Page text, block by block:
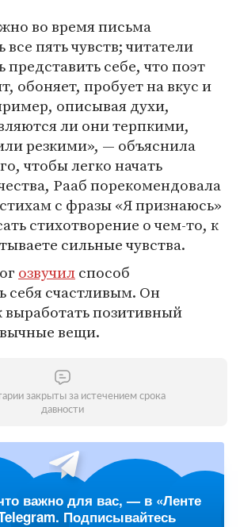
во время письма
все пять чувств; читатели
себе, что поэт
обоняет, пробует на вкус и
описывая духи,
ли они терпкими,
резкими», — объяснила
чтобы легко начать
Рааб порекомендовала
с фразы «Я признаюсь»
стихотворение о чем-то, к
сильные чувства.
озвучилспособ
себя счастливым. Он
выработать позитивный
вещи.
закрыты за истечением срока
давности
важно для вас, — в «Ленте
Подписывайтесь